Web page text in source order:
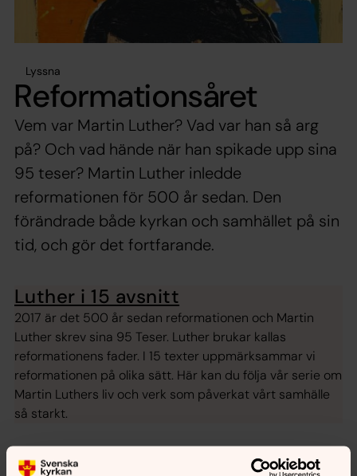
Lyssna
Reformationsåret
Vem var Martin Luther? Vad var han så arg
på? Och vad hände när han spikade upp sina
95 teser? Martin Luther inledde
reformationen för 500 år sedan. Den
förändrade både kyrkan och samhället på sin
tid, och gör det fortfarande.
Luther i 15 avsnitt
2017 är det 500 år sedan reformationen och Martin
Luther skrev sina 95 Teser. Luther brukar kallas
reformationens fader. I 15 texter uppmärksammar vi
reformationen på olika sätt. Här kan du följa vår serie om
Martin Luthers liv och verk som påverkat vårt samhälle
så starkt.